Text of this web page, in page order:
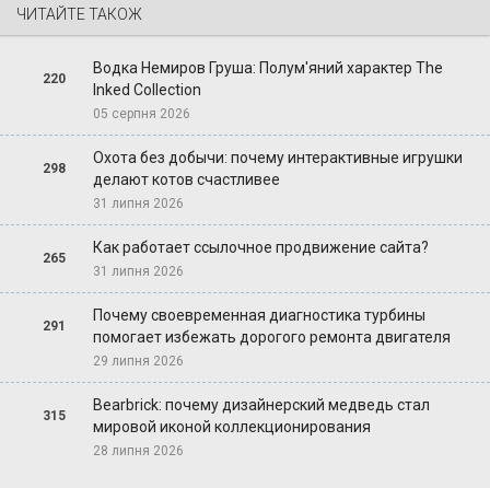
ЧИТАЙТЕ ТАКОЖ
220
Водка Немиров Груша: Полум'яний характер The
Inked Collection
05 серпня 2026
298
Охота без добычи: почему интерактивные игрушки
делают котов счастливее
31 липня 2026
265
Как работает ссылочное продвижение сайта?
31 липня 2026
291
Почему своевременная диагностика турбины
помогает избежать дорогого ремонта двигателя
29 липня 2026
315
Bearbrick: почему дизайнерский медведь стал
мировой иконой коллекционирования
28 липня 2026